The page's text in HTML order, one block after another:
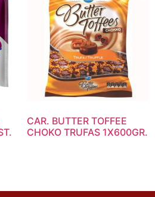
CAR. BUTTER TOFFEE
CHOKO TRUFAS 1X600GR.